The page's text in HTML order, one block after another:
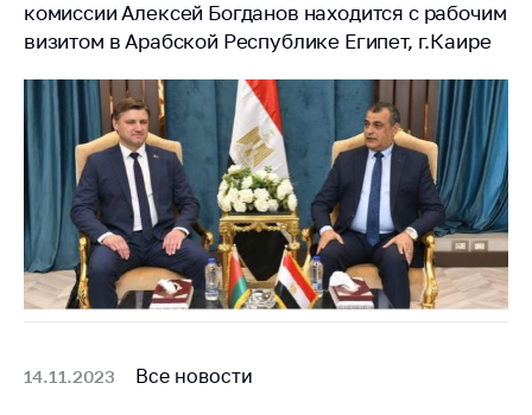
Белорусская
универсальная
товарная биржа
Общественная
жизнь
Идеологическая
работа
Официальные
геральдические
символы
комиссии Алексей Богданов находится с рабочим
визитом в Арабской Республике Египет, г.Каире
14.11.2023 Все новости